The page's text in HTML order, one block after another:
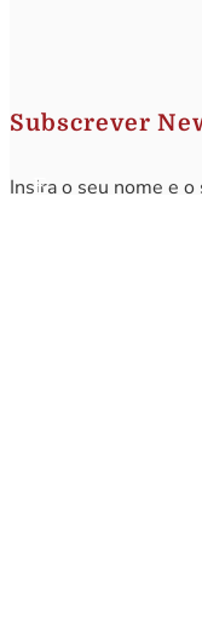
Subscrever
Insira o seu nome e